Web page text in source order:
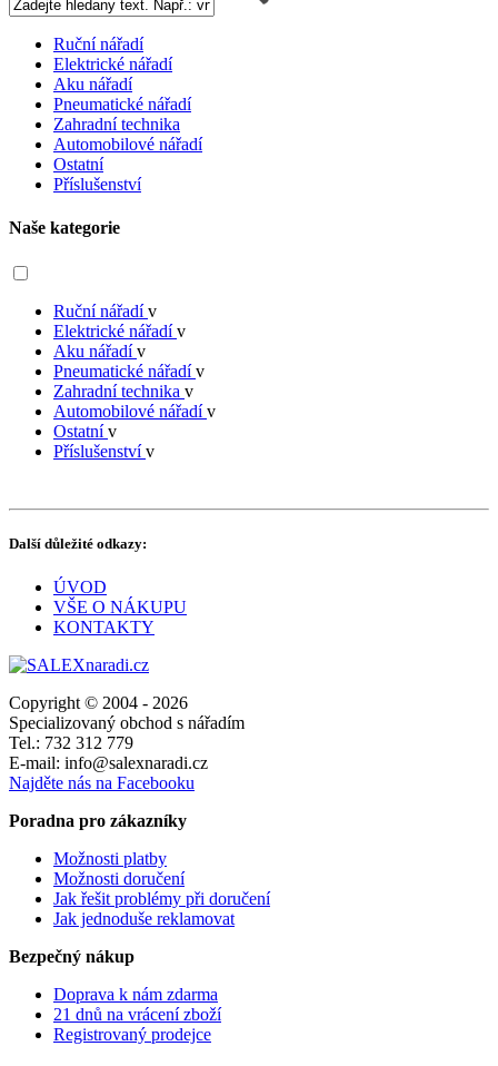
Ruční nářadí
Elektrické nářadí
Aku nářadí
Pneumatické nářadí
Zahradní technika
Automobilové nářadí
Ostatní
Příslušenství
Naše kategorie
Ruční nářadív
Elektrické nářadív
Aku nářadív
Pneumatické nářadív
Zahradní technika v
Automobilové nářadív
Ostatnív
Příslušenstvív
Další důležité odkazy:
ÚVOD
VŠE O NÁKUPU
KONTAKTY
Copyright © 2004 - 2026
Specializovaný obchod s nářadím
Tel.: 732 312 779
E-mail: info@salexnaradi.cz
Najděte nás na Facebooku
Poradna pro zákazníky
Možnosti platby
Možnosti doručení
Jak řešit problémy při doručení
Jak jednoduše reklamovat
Bezpečný nákup
Doprava k nám zdarma
21 dnů na vrácení zboží
Registrovaný prodejce